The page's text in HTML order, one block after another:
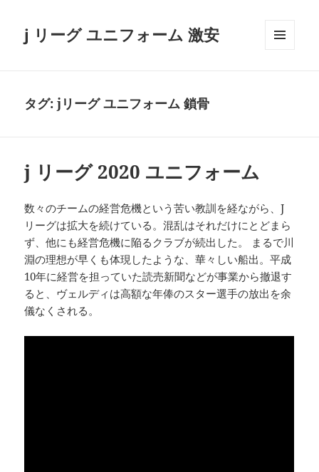
j リーグ ユニフォーム 激安
タグ:jリーグ ユニフォーム 鎖骨
j リーグ 2020 ユニフォーム
数々のチームの経営危機という苦い教訓を経ながら、J
リーグは拡大を続けている。混乱はそれだけにとどまら
ず、他にも経営危機に陥るクラブが続出した。 まるで川
淵の理想が早くも体現したような、華々しい船出。平成
10年に経営を担っていた読売新聞などが事業から撤退す
ると、ヴェルディは高額な年俸のスター選手の放出を余
儀なくされる。